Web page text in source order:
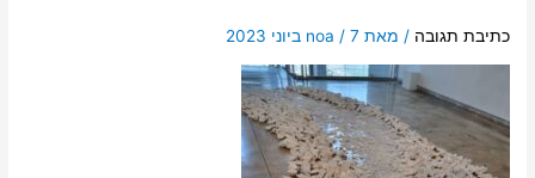
כתיבת תגובה / מאת noa / 7 ביוני 2023